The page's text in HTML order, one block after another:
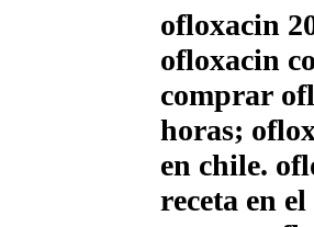
ofloxacin
ofloxacin
comprar
horas;
en chile.
receta en